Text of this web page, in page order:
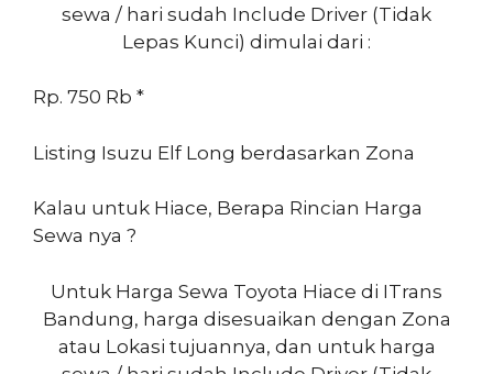
sewa / hari sudah Include Driver (Tidak
Lepas Kunci) dimulai dari :
Rp. 750 Rb *
Listing Isuzu Elf Long berdasarkan Zona
Kalau untuk Hiace, Berapa Rincian Harga
Sewa nya ?
Untuk Harga Sewa Toyota Hiace di ITrans
Bandung, harga disesuaikan dengan Zona
atau Lokasi tujuannya, dan untuk harga